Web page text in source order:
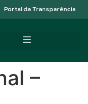
Portal da Transparência
–